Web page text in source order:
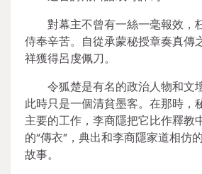
對幕主不曾有一絲一毫報效，
侍奉辛苦。自從承蒙秘授章奏真傳
祥獲得呂虔佩刀。
令狐楚是有名的政治人物和文
此時只是一個清貧墨客。在那時，
主要的工作，李商隱把它比作釋教
的“傳衣”，典出和李商隱家道相仿
故事。